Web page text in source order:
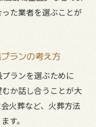
要な安置準備とは
葬儀の安置対策
用の注意点とコツ
置方法の実践例
た業者を選ぶことが
ランの考え方
ランを選ぶために
か話し合うことが大
火葬など、火葬方法
す。